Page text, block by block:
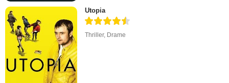
Utopia
Thriller, Drame